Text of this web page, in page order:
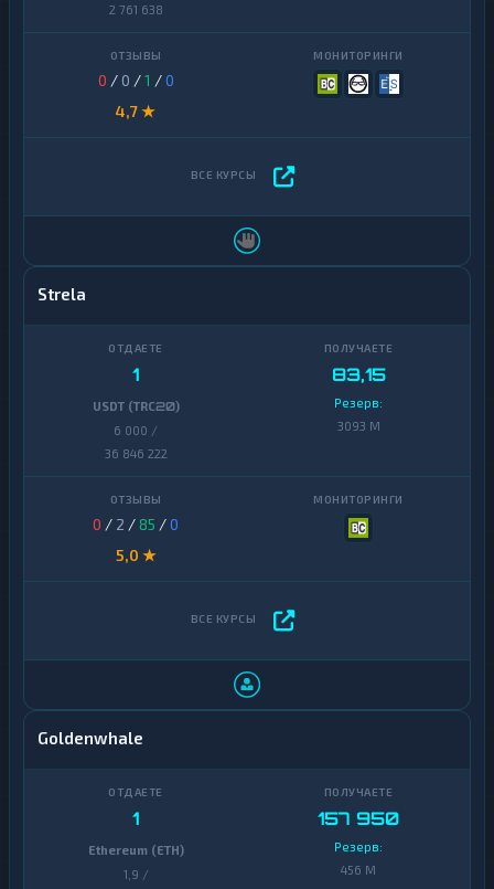
2 761 638
0 / 0 /1 /0
4,7 ★
Strela
1
USDT (TRC20)
6 000 /
36 846 222
83,15
Резерв:
3093 M
0 / 2 /85 /0
5,0 ★
Goldenwhale
1
Ethereum (ETH)
1,9 /
157 950
Резерв:
456 M